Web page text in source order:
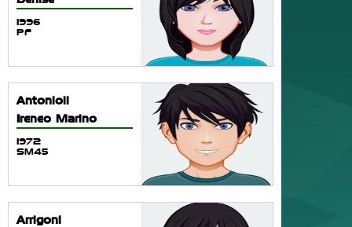
1996
PF
Antonioli
Ireneo Marino
1972
SM45
Arrigoni